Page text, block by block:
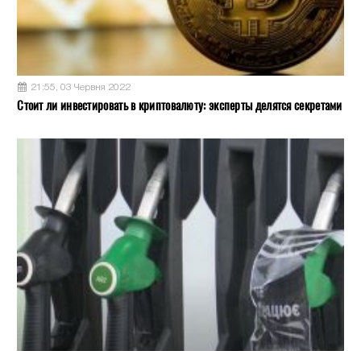
21:55, 03 Червня 2022
Стоит ли инвестировать в криптовалюту: эксперты делятся секретами